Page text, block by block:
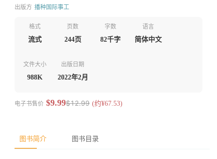
出版方 播种国际事工
格式
流式
页数
244页
字数
82千字
语言
简体中文
文件大小
988K
出版日期
2022年2月
电子书售价 $9.99$12.99 (约¥67.53)
图书简介 图书目录